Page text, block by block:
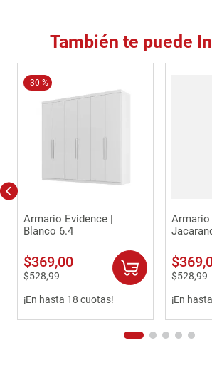
También te puede
-30 %
Armario Evidence |
Blanco 6.4
$369,00
$528,99
¡En hasta 18 cuotas!
Armario
$369,
$528,99
¡En